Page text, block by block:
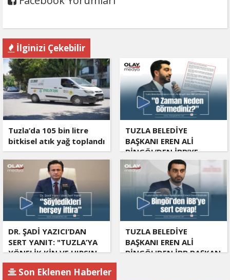
İlginizi Çekebilir
Tuzla’da 105 bin litre
bitkisel atık yağ toplandı
TUZLA BELEDİYE
BAŞKANI EREN ALİ
BİNGÖL’DEN İBB’YE
SORULAR: "O ZAMAN
NEDEN GÖRMEDİNİZ?
DR. ŞADİ YAZICI’DAN
SERT YANIT: "TUZLA’YA
YÖNELİK KİN VE HIRSIN
TUTARSIZLIKLAR
MANZUMESİ"
TUZLA BELEDİYE
BAŞKANI EREN ALİ
BİNGÖL'DEN İBB BAŞKAN
Son Eklenen Haberler